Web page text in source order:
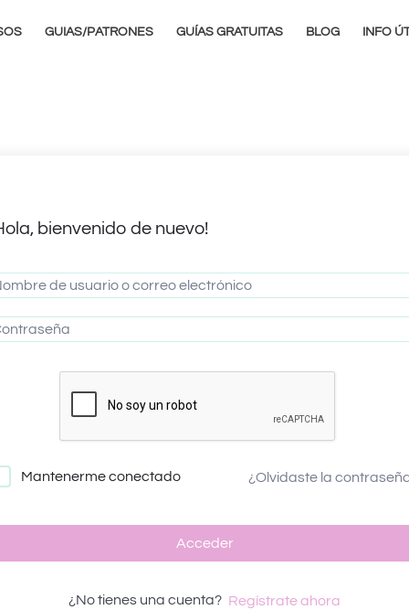
GUIAS/PATRONES GUÍAS GRATUITAS BLOG INFO
bienvenido de nuevo!
Mantenerme conectado ¿Olvidaste la
Acceder
¿No tienes una cuenta? Regístrate ahora